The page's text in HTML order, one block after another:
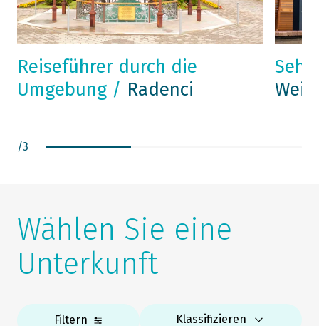
Reiseführer durch die
Umgebung / Radenci
/3
Wählen Sie eine
Unterkunft
Filtern Klassifizieren